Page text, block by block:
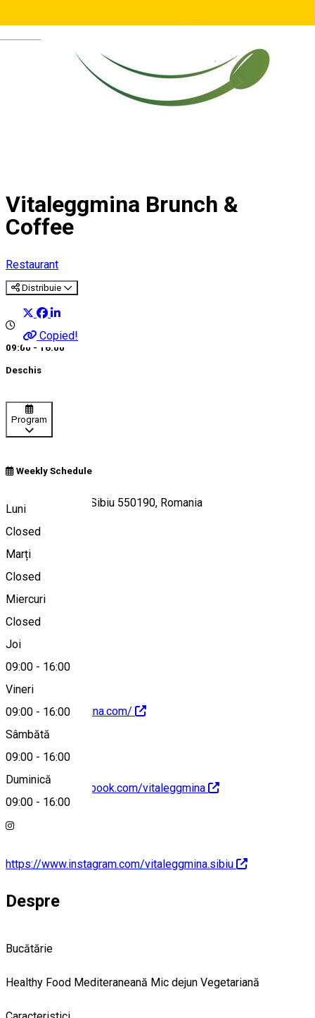
Vitaleggmina Brunch &
Coffee
Restaurant
Distribuie
Copied!
09:00 - 16:00
Deschis
Program
Weekly Schedule
Luni
Closed
Marți
Closed
Miercuri
Closed
Joi
09:00 - 16:00
Vineri
09:00 - 16:00
Sâmbătă
09:00 - 16:00
Duminică
09:00 - 16:00
Strada Azilului 2, Sibiu 550190, Romania
Hartă
https://vitaleggmina.com/
https://www.facebook.com/vitaleggmina
https://www.instagram.com/vitaleggmina.sibiu
Despre
Bucătărie
Healthy Food Mediteraneană Mic dejun Vegetariană